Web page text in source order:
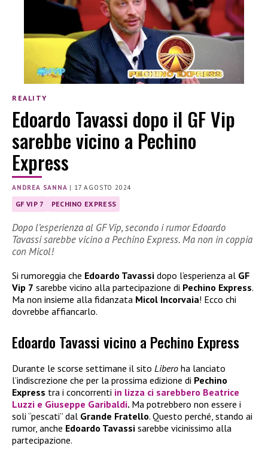
REALITY
Edoardo Tavassi dopo il GF Vip
sarebbe vicino a Pechino
Express
ANDREA SANNA | 17 AGOSTO 2024
GF VIP 7 PECHINO EXPRESS
Dopo l’esperienza al GF Vip, secondo i rumor Edoardo
Tavassi sarebbe vicino a Pechino Express. Ma non in coppia
con Micol!
Si rumoreggia che Edoardo Tavassi dopo l’esperienza al GF
Vip 7 sarebbe vicino alla partecipazione di Pechino Express.
Ma non insieme alla fidanzata Micol Incorvaia! Ecco chi
dovrebbe affiancarlo.
Edoardo Tavassi vicino a Pechino Express
Durante le scorse settimane il sito Libero ha lanciato
l’indiscrezione che per la prossima edizione di Pechino
Express tra i concorrenti in lizza ci sarebbero Beatrice
Luzzi e Giuseppe Garibaldi. Ma potrebbero non essere i
soli “pescati” dal Grande Fratello. Questo perché, stando ai
rumor, anche Edoardo Tavassi sarebbe vicinissimo alla
partecipazione.